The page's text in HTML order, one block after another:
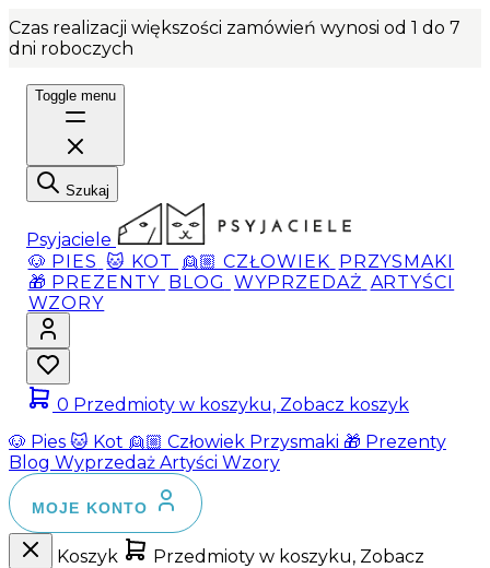
Czas realizacji większości zamówień wynosi od 1 do 7
dni roboczych
Toggle menu
Szukaj
Psyjaciele
🐶 PIES 🐱 KOT 👱🏼 CZŁOWIEK PRZYSMAKI
🎁 PREZENTY BLOG WYPRZEDAŻ ARTYŚCI
WZORY
0 Przedmioty w koszyku, Zobacz koszyk
🐶 Pies 🐱 Kot 👱🏼 Człowiek Przysmaki 🎁 Prezenty
Blog Wyprzedaż Artyści Wzory
MOJE KONTO
Koszyk
Przedmioty w koszyku, Zobacz